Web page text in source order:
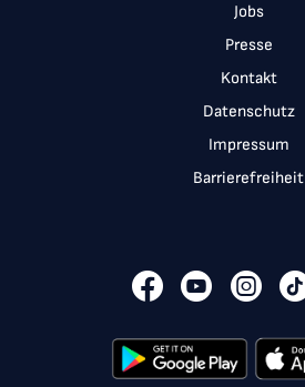
Jobs
Presse
Kontakt
Datenschutz
Impressum
Barrierefreiheit